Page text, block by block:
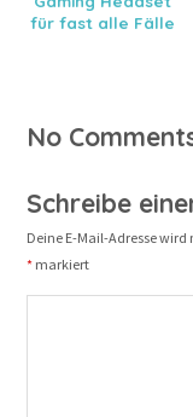
für fast alle Fälle
No
Schreibe
Deine E-Mail-Adresse
*markiert